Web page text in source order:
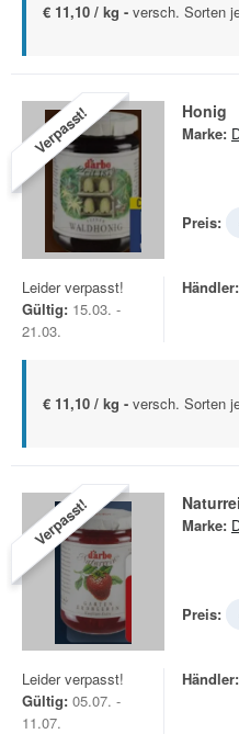
€ 11,10 / kg - versch. Sorten
Verpasst! Honig
Marke:
Preis:
Leider verpasst!
Gültig: 15.03. -
21.03.
Händler:
€ 11,10 / kg - versch. Sorten
Verpasst! Marke:
Preis:
Leider verpasst!
Gültig: 05.07. -
11.07.
Händler: